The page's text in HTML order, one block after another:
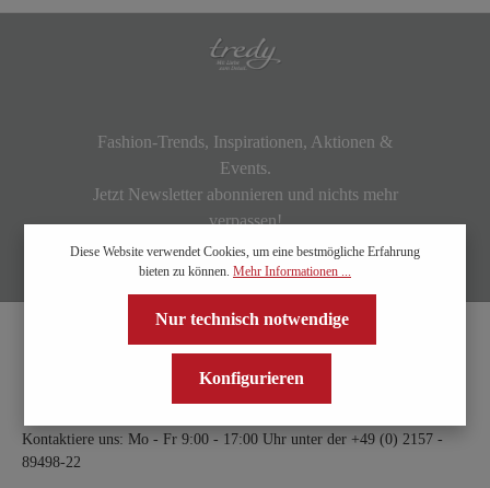
Fashion-Trends, Inspirationen, Aktionen &
Events.
Jetzt Newsletter abonnieren und nichts mehr
verpassen!
Kontaktiere uns: Mo - Fr 9:00 - 17:00 Uhr unter der +49 (0) 2157 -
89498-22
Diese Website verwendet Cookies, um eine bestmögliche Erfahrung
bieten zu können. Mehr Informationen ...
Nur technisch notwendige
Konfigurieren